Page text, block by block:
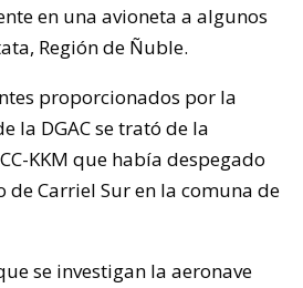
en una avioneta a algunos
Región de Ñuble.
proporcionados por la
la DGAC se trató de la
KKM que había despegado
de Carriel Sur en la comuna de
se investigan la aeronave